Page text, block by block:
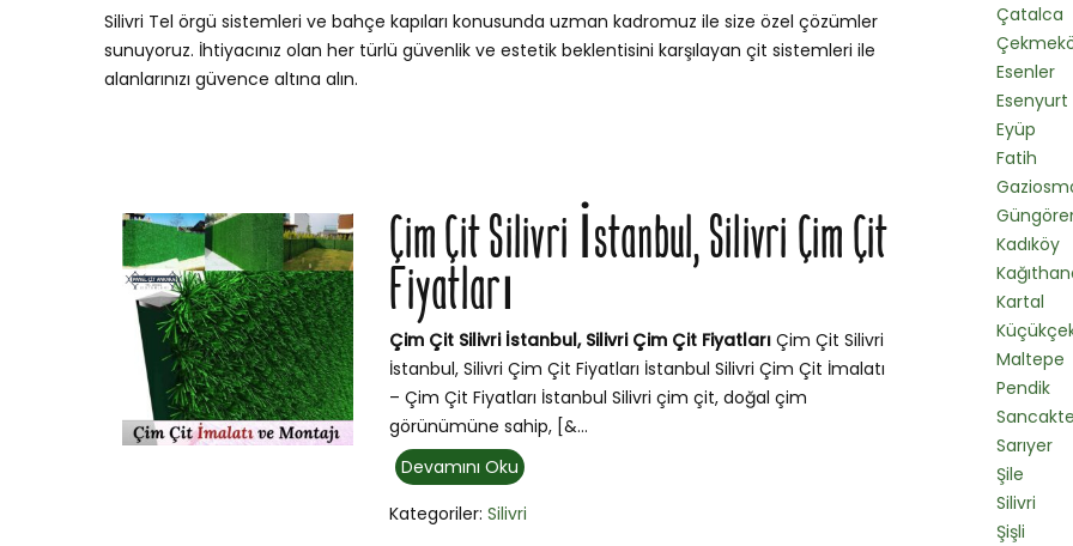
Çatalca
Esenler
Esenyurt
Eyüp
Fatih
Kadıköy
Kartal
Maltepe
Pendik
Sarıyer
Şile
Silivri
Şişli
Silivri Tel örgü sistemleri ve bahçe kapıları konusunda uzman kadromuz ile size özel çözümler
sunuyoruz. İhtiyacınız olan her türlü güvenlik ve estetik beklentisini karşılayan çit sistemleri ile
alanlarınızı güvence altına alın.
Çim Çit Silivri İstanbul, Silivri Çim Çit
Fiyatları
Çim Çit Silivri İstanbul, Silivri Çim Çit Fiyatları Çim Çit Silivri
İstanbul, Silivri Çim Çit Fiyatları İstanbul Silivri Çim Çit İmalatı
– Çim Çit Fiyatları İstanbul Silivri çim çit, doğal çim
görünümüne sahip, [&...
Devamını Oku
Kategoriler:Silivri